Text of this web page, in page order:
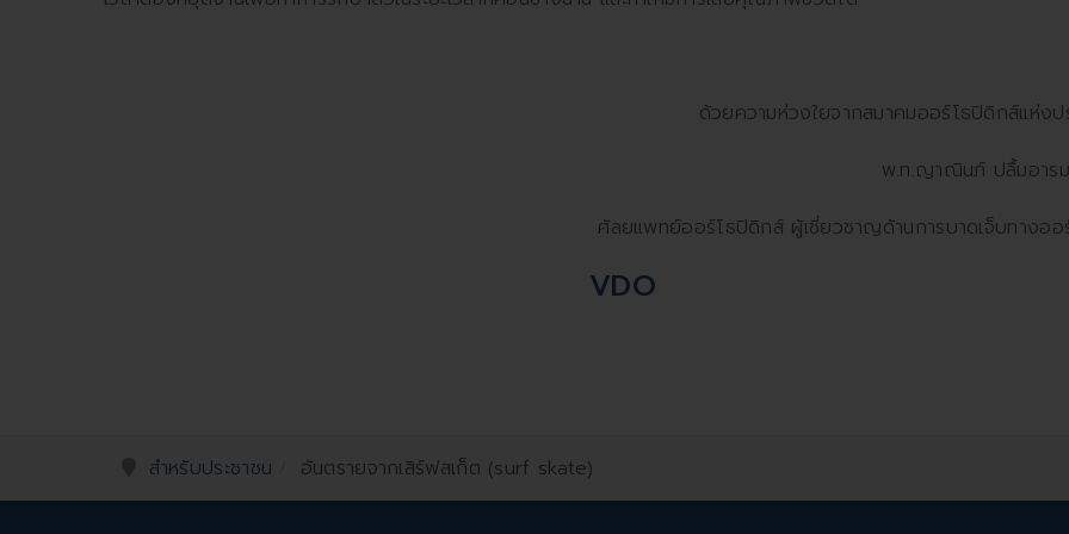
ด้วยความห่วงใยจากสมาคมออร์โธปิดิกส์แห่งป
พ.ท.ญาณินภ์ ปลื้มอาร
ศัลยแพทย์ออร์โธปิดิกส์ ผู้เชี่ยวชาญด้านการบาดเจ็บทางอ
VDO
สำหรับประชาชน อันตรายจากเสิร์ฟสเก็ต (surf skate)